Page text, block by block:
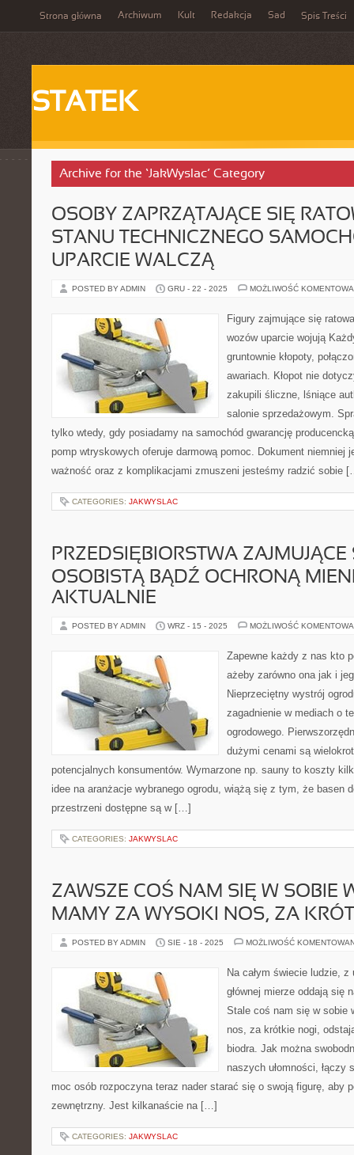
Strona główna Archiwum Kult Redakcja Sad Spis Treści
STATEK
Archive for the ‘JakWyslac’ Category
OSOBY ZAPRZĄTAJĄCE SIĘ
STANU TECHNICZNEGO
UPARCIE WALCZĄ
POSTED BY ADMIN GRU - 22 - 2025 MOŻLIWOŚĆ
Figury zajmujące się
wozów uparcie wojują
gruntownie kłopoty,
awariach. Kłopot nie
zakupili śliczne, lśniące
salonie sprzedażowym.
tylko wtedy, gdy posiadamy na samochód gwarancję
pomp wtryskowych oferuje darmową pomoc. Dokument niemniej
ważność oraz z komplikacjami zmuszeni jesteśmy radzić sobie
CATEGORIES: JAKWYSLAC
PRZEDSIĘBIORSTWA
OSOBISTĄ BĄDŹ OCHRONĄ
AKTUALNIE
POSTED BY ADMIN WRZ - 15 - 2025 MOŻLIWOŚĆ
Zapewne każdy z nas kto
ażeby zarówno ona jak i
Nieprzeciętny wystrój
zagadnienie w mediach o
ogrodowego.
dużymi cenami są
potencjalnych konsumentów. Wymarzone np. sauny to koszty
idee na aranżacje wybranego ogrodu, wiążą się z tym, że basen
przestrzeni dostępne są w […]
CATEGORIES: JAKWYSLAC
ZAWSZE COŚ NAM SIĘ W SOBIE
MAMY ZA WYSOKI NOS, ZA
POSTED BY ADMIN SIE - 18 - 2025 MOŻLIWOŚĆ
Na całym świecie ludzie,
głównej mierze oddają się
Stale coś nam się w sobie
nos, za krótkie nogi,
biodra. Jak można
naszych ułomności, łączy
moc osób rozpoczyna teraz nader starać się o swoją figurę, aby
zewnętrzny. Jest kilkanaście na […]
CATEGORIES: JAKWYSLAC